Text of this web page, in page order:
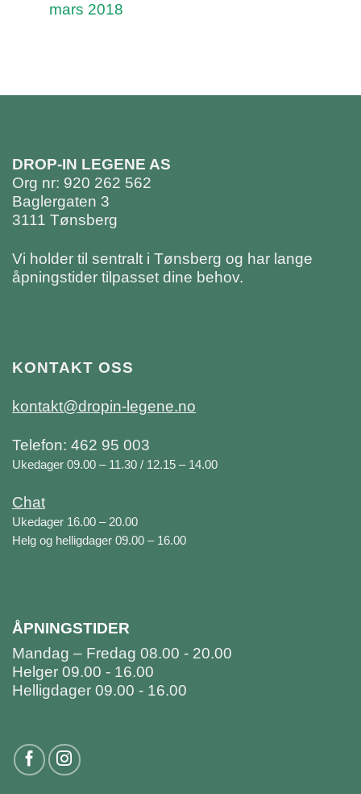
mars 2018
DROP-IN LEGENE AS
Org nr: 920 262 562
Baglergaten 3
3111 Tønsberg
Vi holder til sentralt i Tønsberg og har lange
åpningstider tilpasset dine behov.
KONTAKT OSS
kontakt@dropin-legene.no
Telefon: 462 95 003
Ukedager 09.00 – 11.30 / 12.15 – 14.00
Chat
Ukedager 16.00 – 20.00
Helg og helligdager 09.00 – 16.00
ÅPNINGSTIDER
Mandag – Fredag 08.00 - 20.00
Helger 09.00 - 16.00
Helligdager 09.00 - 16.00